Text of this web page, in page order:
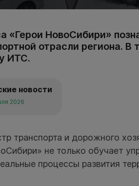
«Герои НовоСибири»
отрасли региона. В
ИТС.
новости
2026
транспорта и дорожного
не только обучает
процессы развития